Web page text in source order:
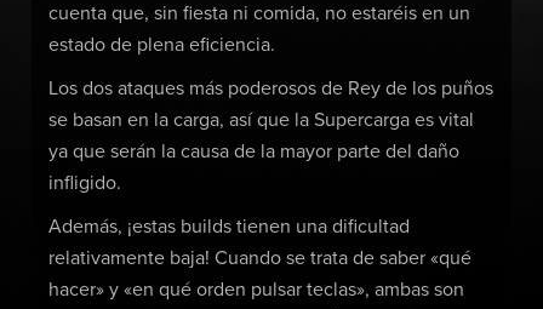
cuenta que, sin fiesta ni comida, no estaréis en un
estado de plena eficiencia.
Los dos ataques más poderosos de Rey de los puños
se basan en la carga, así que la Supercarga es vital
ya que serán la causa de la mayor parte del daño
infligido.
Además, ¡estas builds tienen una dificultad
relativamente baja! Cuando se trata de saber «qué
hacer» y «en qué orden pulsar teclas», ambas son